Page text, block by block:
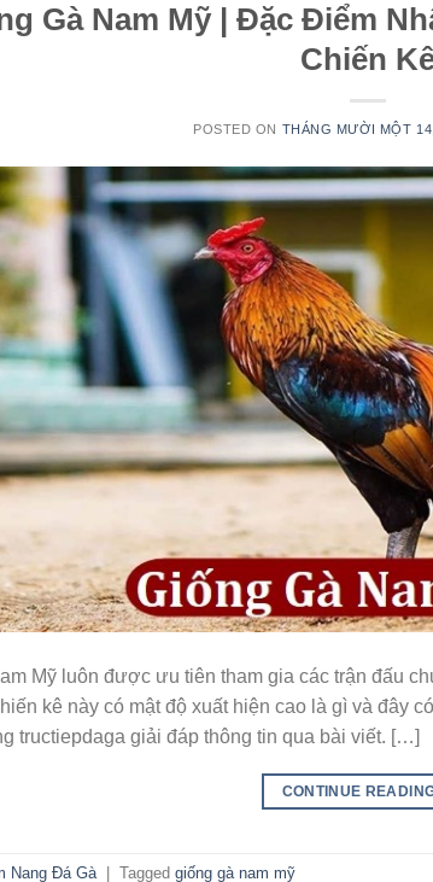
Gà Nam Mỹ | Đặc Điểm
Chiến
POSTED ON THÁNG MƯỜI MỘT
Mỹ luôn được ưu tiên tham gia các trận đấu
kê này có mật độ xuất hiện cao là gì và đây
tructiepdaga giải đáp thông tin qua bài viết. […]
CONTINUE
Nang Đá Gà Tagged giống gà nam mỹ